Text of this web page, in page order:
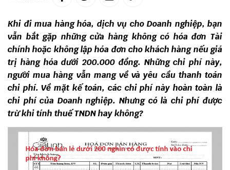
Khi đi mua hàng hóa, dịch vụ cho Doanh nghiệp, bạn
vẫn bắt gặp những cửa hàng không có hóa đơn Tài
chính hoặc không lập hóa đơn cho khách hàng nếu giá
trị hàng hóa dưới 200.000 đồng. Những chi phí này,
người mua hàng vẫn mang về và yêu cầu thanh toán
chi phí. Về mặt kế toán, các chi phí này hoàn toàn là
chi phí của Doanh nghiệp. Nhưng có là chi phí được
trừ khi tính thuế TNDN hay không?